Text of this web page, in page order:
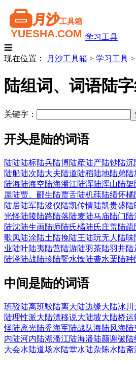
学习工具
☰
现在位置：
月沙工具箱 > 学习工具 >
陆组词、词语陆
关键字：
开头是陆的词语
陆陆陆标陆兵陆博陆産陆产陆钞陆沉
陆船陆次陆大夫陆道陆稻陆地陆弟
陆海陆海空陆海潘江陆浑陆浑山陆架
屋陆贾、郦生陆贾舌陆机莼陆绩怀橘
陆居陆军陆浚仪陆凯传情陆凯贵盛陆
光怪陆陵陆路陆落陆麦陆马庙陆门 陆
陆沈陆生画陆师陆氏橘陆氏庄荒陆疏
歌凤陆涂陆土 陆挽陆王陆玩无人 陆味
业陆叶陆夷陆营陆游陆羽茶陆羽井陆
陆泽陆战陆珍陆讋水慄陆詟水栗陆种
中间是陆的词语
班驳陆离班駮陆离大陆边缘大陆冰川
陆理性派大陆漂移说大陆坡大陆桥运
怪陆离光陆秃海军陆战队海陆风海陆
内陆河内陆湖潘江陆海潘陆颜谢破陆
大会水陆道场水陆堂水陆杂陈水陆斋